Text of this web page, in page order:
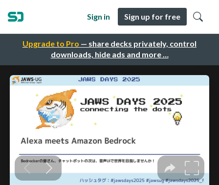
Upgrade to Pro — share decks privately, control
downloads, hide ads and more …
Sign in Sign up for free